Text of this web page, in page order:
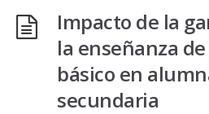
Impacto de la
la enseñanza
básico en
secundaria